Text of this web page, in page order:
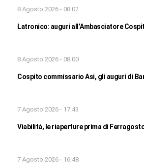
8 Agosto 2026 - 08:02
Latronico: auguri all’Ambasciatore
8 Agosto 2026 - 08:00
Cospito commissario Asi, gli auguri di
7 Agosto 2026 - 17:43
Viabilità, le riaperture prima di
7 Agosto 2026 - 16:48